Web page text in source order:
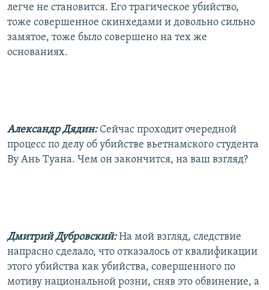
легче не становится. Его трагическое убийство,
тоже совершенное скинхедами и довольно сильно
замятое, тоже было совершено на тех же
основаниях.
Александр Дядин: Сейчас проходит очередной
процесс по делу об убийстве вьетнамского студента
Ву Ань Туана. Чем он закончится, на ваш взгляд?
Дмитрий Дубровский:На мой взгляд, следствие
напрасно сделало, что отказалось от квалификации
этого убийства как убийства, совершенного по
мотиву национальной розни, сняв это обвинение, а